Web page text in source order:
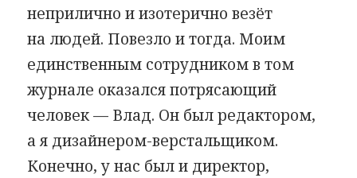
неприлично и изотерично везёт
на людей. Повезло и тогда. Моим
единственным сотрудником в том
журнале оказался потрясающий
человек — Влад. Он был редактором,
а я дизайнером-верстальщиком.
Конечно, у нас был и директор,